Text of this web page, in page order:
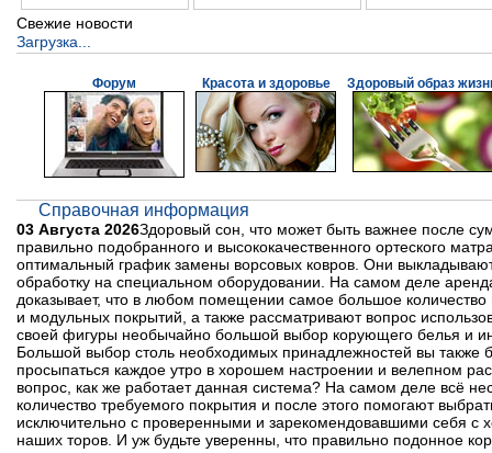
Свежие новости
Загрузка...
Форум Красота и здоровье Здоровый образ
Справочная информация
03 Августа 2026Здоровый сон, что может быть важнее после
правильно подобранного и высококачественного ортеского
оптимальный график замены ворсовых ковров. Они
обработку на специальном оборудовании. На самом деле
доказывает, что в любом помещении самое большое
и модульных покрытий, а также рассматривают вопрос
своей фигуры необычайно большой выбор корующего белья и
Большой выбор столь необходимых принадлежностей вы также
просыпаться каждое утро в хорошем настроении и велепном
вопрос, как же работает данная система? На самом деле всё
количество требуемого покрытия и после этого помогают
исключительно с проверенными и зарекомендовавшими себя
наших торов. И уж будьте уверенны, что правильно подонное